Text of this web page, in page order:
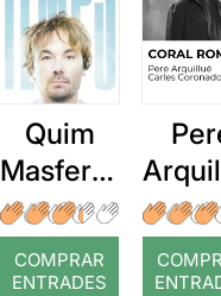
Quim
Masferre
r: Temps
COMPRAR
ENTRADES
: